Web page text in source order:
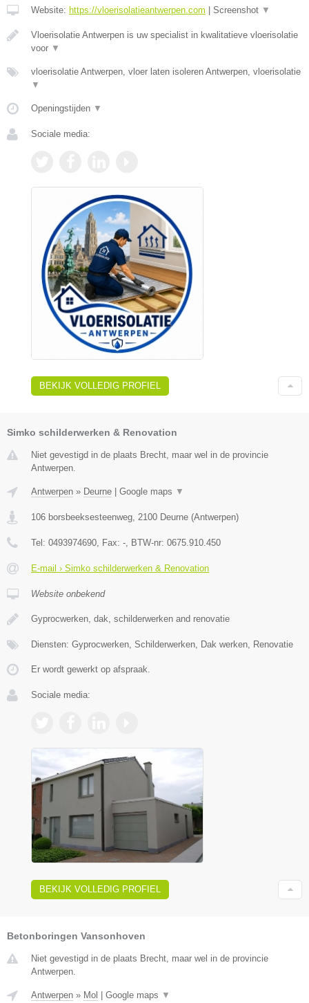
Website: https://vloerisolatieantwerpen.com Screenshot ▼
Vloerisolatie Antwerpen is uw specialist in kwalitatieve vloerisolatie
voor ▼
vloerisolatie Antwerpen, vloer laten isoleren Antwerpen, vloerisolatie
▼
Openingstijden ▼
Sociale media:
BEKIJK VOLLEDIG PROFIEL
Simko schilderwerken & Renovation
Niet gevestigd in de plaats Brecht, maar wel in de provincie
Antwerpen.
Antwerpen » Deurne Google maps ▼
106 borsbeeksesteenweg, 2100 Deurne (Antwerpen)
Tel: 0493974690, Fax: -, BTW-nr: 0675.910.450
E-mail › Simko schilderwerken & Renovation
Website onbekend
Gyprocwerken, dak, schilderwerken and renovatie
Diensten: Gyprocwerken, Schilderwerken, Dak werken, Renovatie
Er wordt gewerkt op afspraak.
Sociale media:
BEKIJK VOLLEDIG PROFIEL
Betonboringen Vansonhoven
Niet gevestigd in de plaats Brecht, maar wel in de provincie
Antwerpen.
Antwerpen » Mol | Google maps ▼